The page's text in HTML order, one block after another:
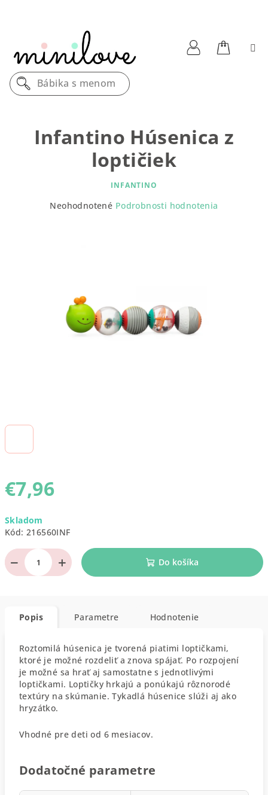
Bábika s menom
€7,96
cena:
Skladom
Kód: 216560INF
+
− Do košíka
Infantino Húsenica z
loptičiek
INFANTINO
Neohodnotené Podrobnosti hodnotenia
Popis Parametre Hodnotenie
Roztomilá húsenica je tvorená piatimi loptičkami,
ktoré je možné rozdeliť a znova spájať. Po rozpojení
je možné sa hrať aj samostatne s jednotlivými
loptičkami. Loptičky hrkajú a ponúkajú rôznorodé
textúry na skúmanie. Tykadlá húsenice slúži aj ako
hryzátko.
Vhodné pre deti od 6 mesiacov.
Dodatočné parametre